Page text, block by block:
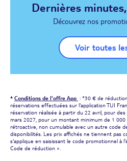
Dernières
Découvrez nos
Voir toutes
* Conditions de l'offre App : *30 € de
réservations effectuées sur l'application TUI
réservation réalisée à partir du 22 avril, pour
mars 2027, pour un montant minimum de 1
rétroactive, non cumulable avec un autre code
disponibilités. Les prix affichés ne tiennent pas
s'applique en saisissant le code promotionnel à
Code de réduction ».